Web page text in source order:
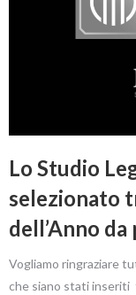
Lo Studio
selezionato
dell’Anno
Vogliamo ringraziare
che siano stati inseriti